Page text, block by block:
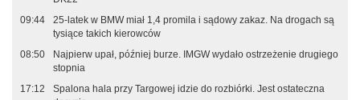
09:44
25-latek w BMW miał 1,4 promila i sądowy zakaz. Na drogach są
tysiące takich kierowców
08:50
Najpierw upał, później burze. IMGW wydało ostrzeżenie drugiego
stopnia
17:12
Spalona hala przy Targowej idzie do rozbiórki. Jest ostateczna